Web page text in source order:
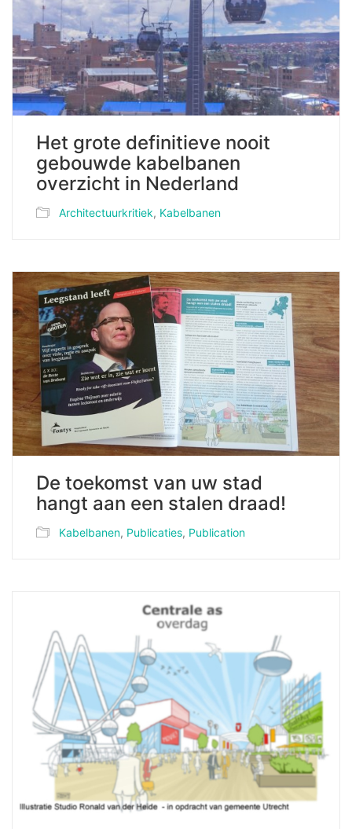
Het grote definitieve nooit
gebouwde kabelbanen
overzicht in Nederland
Architectuurkritiek, Kabelbanen
De toekomst van uw stad
hangt aan een stalen draad!
Kabelbanen, Publicaties, Publication